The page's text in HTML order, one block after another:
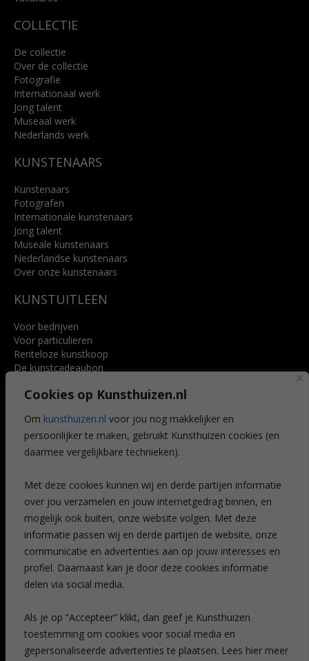
Cookies op Kunsthuizen.nl
Om kunsthuizen.nl voor jou nog makkelijker en
persoonlijker te maken, gebruikt Kunsthuizen cookies (en
daarmee vergelijkbare technieken).
Met deze cookies kunnen wij en derde partijen informatie
over jou verzamelen en jouw internetgedrag binnen, en
mogelijk ook buiten, onze website volgen. Met deze
informatie passen wij en derde partijen de website, onze
communicatie en advertenties aan op jouw interesses en
profiel. Daarnaast kan je door deze cookies informatie
delen via social media.
Als je op “Accepteer” klikt, dan geef je Kunsthuizen
toestemming om cookies voor social media en
gepersonaliseerde advertenties te plaatsen. Lees hier meer
COLLECTIE
De collectie
Over de collectie
Fotografie
Internationaal werk
Jong talent
Museaal werk
Nederlands werk
KUNSTENAARS
Kunstenaars
Fotografen
Internationale kunstenaars
Jong talent
Museale kunstenaars
Nederlandse kunstenaars
Over onze kunstenaars
KUNSTUITLEEN
Voor bedrijven
Voor particulieren
Renteloze kunstkoop
De kunstcadeaubon
Voordelen
Veelgestelde vragen
CONTACT
Leiden
Amsterdam
Breda
Favorieten
Mijn art alert
NIEUWSBRIEF